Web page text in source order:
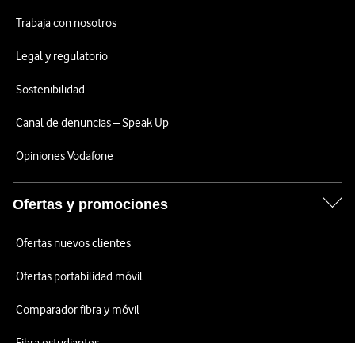
Trabaja con nosotros
Legal y regulatorio
Sostenibilidad
Canal de denuncias – Speak Up
Opiniones Vodafone
Ofertas y promociones
Ofertas nuevos clientes
Ofertas portabilidad móvil
Comparador fibra y móvil